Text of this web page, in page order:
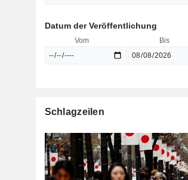
Datum der Veröffentlichung
Vom Bis
Schlagzeilen